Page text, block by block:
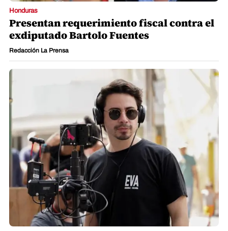
Honduras
Presentan requerimiento fiscal contra el
exdiputado Bartolo Fuentes
Redacción La Prensa